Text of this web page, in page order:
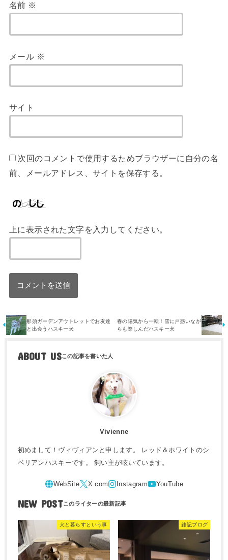
名前 ※
メール ※
サイト
次回のコメントで使用するためブラウザーに自分の名
前、メールアドレス、サイトを保存する。
上に表示された文字を入力してください。
那須ガーデンアウトレットでお友達
と出会うハスキー犬
春の陽気から一転！雪に戸惑いなが
らも楽しんだハスキー犬
ABOUT US
Vivienne
初めまして！ヴィヴィアンと申します。 レッド＆ホワイトのシ
ベリアンハスキーです。 飼い主が呟いています。
NEW POST
犬と暮らすという事 雑記ブログ